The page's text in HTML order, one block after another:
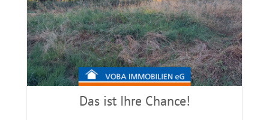
Das ist Ihre Chance!